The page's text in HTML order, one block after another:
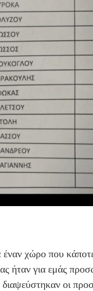
χώρο που κάποτε
ήταν για εμάς
οι